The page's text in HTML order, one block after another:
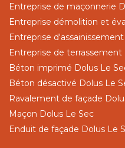
Entreprise de maçonnerie
Entreprise démolition et
Entreprise
Entreprise de terrassement
Béton imprimé Dolus Le
Béton désactivé Dolus Le
Ravalement de façade
Maçon Dolus Le Sec
Enduit de façade Dolus Le